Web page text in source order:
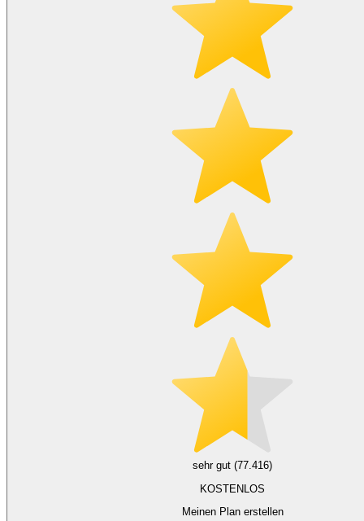
sehr gut (77.416)
KOSTENLOS
Meinen Plan erstellen